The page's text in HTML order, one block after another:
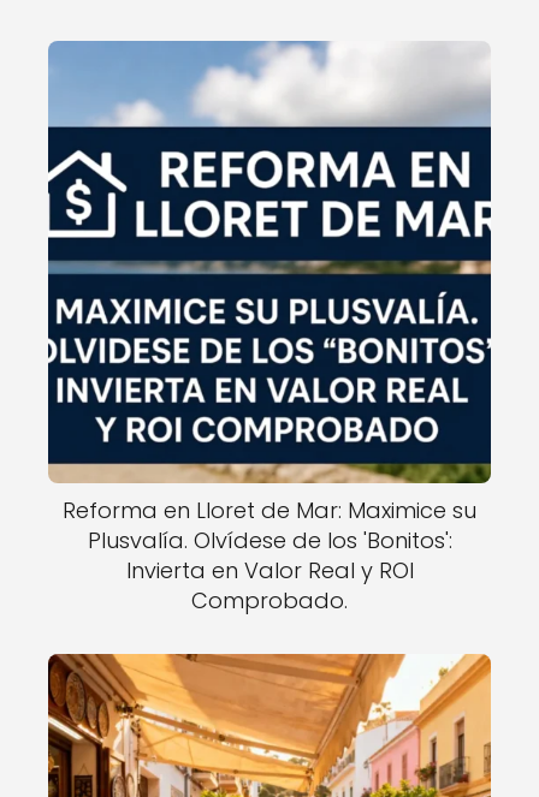
Reforma en Lloret de Mar: Maximice su
Plusvalía. Olvídese de los 'Bonitos':
Invierta en Valor Real y ROI
Comprobado.